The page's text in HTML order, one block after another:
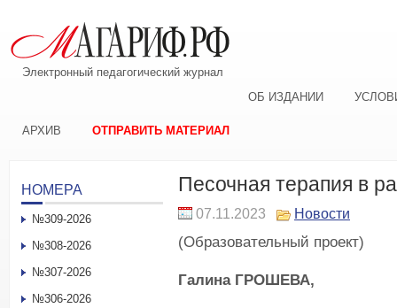
Электронный педагогический журнал
ОБ ИЗДАНИИ
АРХИВ ОТПРАВИТЬ МАТЕРИАЛ
Песочная терапия в
07.11.2023 Новости
(Образовательный проект)
Галина ГРОШЕВА,
НОМЕРА
№309-2026
№308-2026
№307-2026
№306-2026